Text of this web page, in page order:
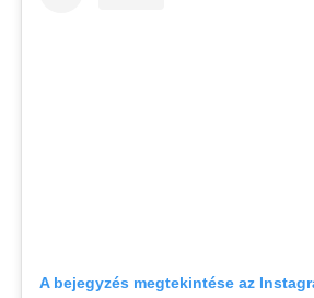
A bejegyzés megtekintése az